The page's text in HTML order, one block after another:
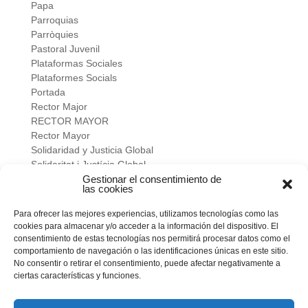
Gestionar el consentimiento de
las cookies
Para ofrecer las mejores experiencias, utilizamos tecnologías como las
cookies para almacenar y/o acceder a la información del dispositivo. El
consentimiento de estas tecnologías nos permitirá procesar datos como el
comportamiento de navegación o las identificaciones únicas en este sitio.
No consentir o retirar el consentimiento, puede afectar negativamente a
ciertas características y funciones.
Papa
Parroquias
Parròquies
Pastoral Juvenil
Plataformas Sociales
Plataformes Socials
Portada
Rector Major
RECTOR MAYOR
Rector Mayor
Solidaridad y Justicia Global
Solidaritat i Justícia Global
verano salesiano
Vivir a fondo
Vocacional
Meta
Feed de entradas